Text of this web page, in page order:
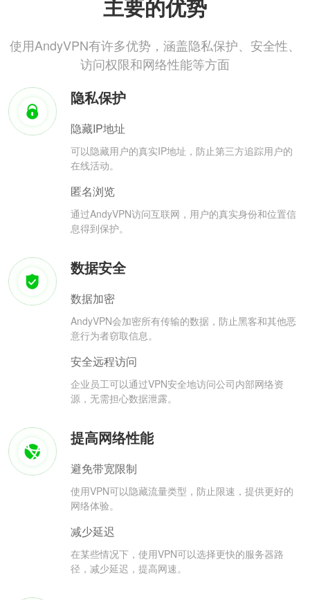
主要的优势
使用AndyVPN有许多优势，涵盖隐私保护、安全性、
访问权限和网络性能等方面
隐私保护
隐藏IP地址
可以隐藏用户的真实IP地址，防止第三方追踪用户的
在线活动。
匿名浏览
通过AndyVPN访问互联网，用户的真实身份和位置信
息得到保护。
数据安全
数据加密
AndyVPN会加密所有传输的数据，防止黑客和其他恶
意行为者窃取信息。
安全远程访问
企业员工可以通过VPN安全地访问公司内部网络资
源，无需担心数据泄露。
提高网络性能
避免带宽限制
使用VPN可以隐藏流量类型，防止限速，提供更好的
网络体验。
减少延迟
在某些情况下，使用VPN可以选择更快的服务器路
径，减少延迟，提高网速。